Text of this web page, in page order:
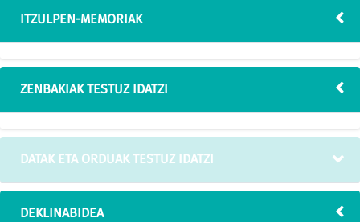
ITZULPEN-MEMORIAK
ZENBAKIAK TESTUZ IDATZI
DATAK ETA ORDUAK TESTUZ IDATZI
DEKLINABIDEA